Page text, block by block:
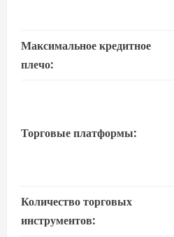
Максимальное кредитное
плечо:
Торговые платформы:
Количество торговых
инструментов: